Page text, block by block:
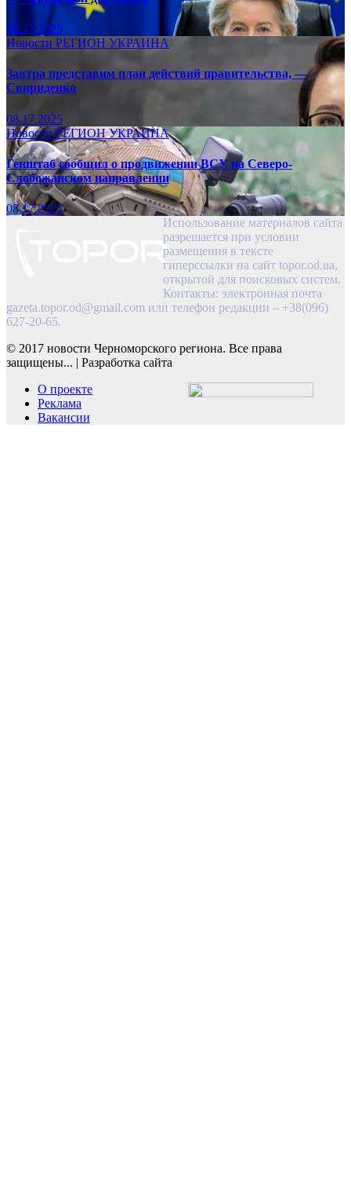
08.17.2025
Новости РЕГИОН УКРАИНА
Завтра представим план действий правительства, —
Свириденко
08.17.2025
НовостиРЕГИОНУКРАИНА
Генштаб сообщил о продвижении ВСУ на Северо-
Слобожанском направлении
08.17.2025
Использование материалов сайта
разрешается при условии
размещения в тексте
гиперссылки на сайт topor.od.ua,
открытой для поисковых систем.
Контакты: электронная почта
gazeta.topor.od@gmail.com или телефон редакции – +38(096)
627-20-65.
© 2017 новости Черноморского региона. Все права
защищены... | Разработка сайта
О проекте
Реклама
Вакансии